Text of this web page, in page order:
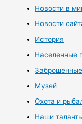
Новости в
Новости
История
Населенные
Музей
Охота и
Наши